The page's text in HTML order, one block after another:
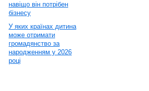
навіщо він потрібен
бізнесу
У яких країнах дитина
може отримати
громадянство за
народженням у 2026
році